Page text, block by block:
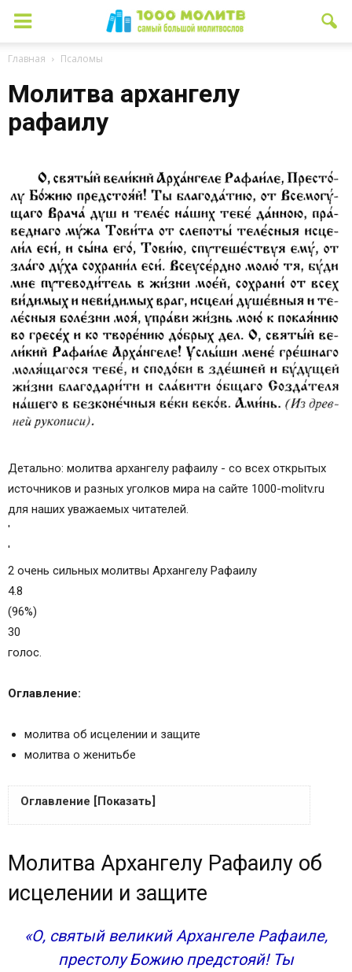
Главная Псаломы
Молитва архангелу
рафаилу
Детально: молитва архангелу рафаилу - со всех открытых
источников и разных уголков мира на сайте 1000-molitv.ru
для наших уважаемых читателей.
'
'
2 очень сильных молитвы Архангелу Рафаилу
4.8
(96%)
30
голос.
Оглавление:
молитва об исцелении и защите
молитва о женитьбе
Оглавление [Показать]
защите
Сохранить молитвы в социальных сетях:
Молитвенное обращение
Присутствие на Земле
Молитва Архангелу Рафаилу об
исцелении и защите
«О, святый великий Архангеле Рафаиле,
престолу Божию предстояй! Ты